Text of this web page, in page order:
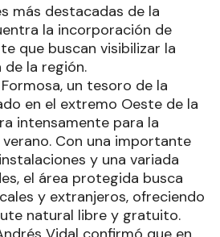
más destacadas de la
la incorporación de
que buscan visibilizar la
la región.
un tesoro de la
en el extremo Oeste de la
intensamente para la
Con una importante
y una variada
el área protegida busca
y extranjeros, ofreciendo
natural libre y gratuito.